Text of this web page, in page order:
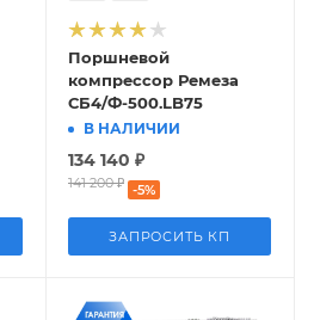
Поршневой
компрессор Ремеза
СБ4/Ф-500.LB75
В НАЛИЧИИ
134 140 ₽
141 200₽ -5%
ЗАПРОСИТЬ КП